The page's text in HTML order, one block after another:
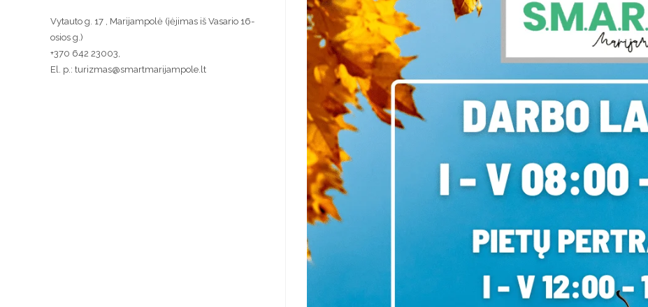
Vytauto g. 17 , Marijampolė (įėjimas iš Vasario 16-
osios g.)
+370 642 23003,
El. p.: turizmas@smartmarijampole.lt